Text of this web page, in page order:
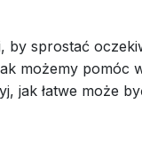
by sprostać
możemy pomóc
jak łatwe może